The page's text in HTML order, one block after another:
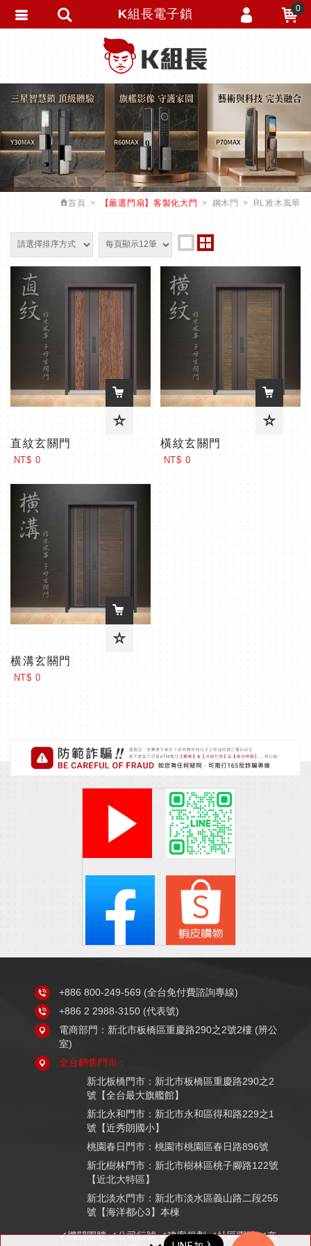
首頁 【嚴選門扇】客製化大門 鋼木門 RL雅木風華
直紋玄關門
NT$ 0
橫紋玄關門
NT$ 0
横溝玄關門
NT$ 0
+886 800-249-569 (全台免付費諮詢專線)
+886 2 2988-3150 (代表號)
電商部門：新北市板橋區重慶路290之2號2樓 (辨公
室)
全台銷售門市：
新北板橋門市：新北市板橋區重慶路290之2
號【全台最大旗艦館】
新北永和門市：新北市永和區得和路229之1
號【近秀朗國小】
桃園春日門市：桃園市桃園區春日路896號
新北樹林門市：新北市樹林區桃子腳路122號
【近北大特區】
新北淡水門市：新北市淡水區義山路二段255
號【海洋都心3】本棟
✔機關團體 ✔公司行號 ✔建案規劃 ✔社區團購 ✔套
K組長電子鎖 0
會員註冊
忘記密碼
訂單查詢
追蹤清單
匯款通知